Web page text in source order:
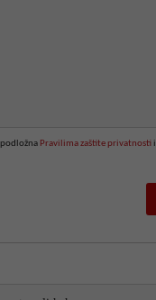
podložna Pravilima zaštite privatnostii